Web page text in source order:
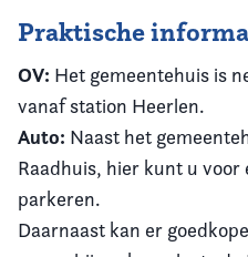
Praktische
OV: Het gemeentehuis is
vanaf station Heerlen.
Auto: Naast het
Raadhuis, hier kunt u
parkeren.
Daarnaast kan er